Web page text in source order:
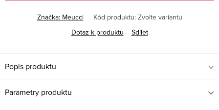
Značka: Meucci Kód produktu: Zvolte variantu
Dotaz k produktu
Sdílet
Popis produktu
Parametry produktu